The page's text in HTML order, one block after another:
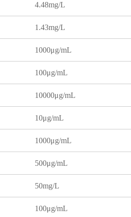
4.48mg/L
1.43mg/L
1000μg/mL
100μg/mL
10000μg/mL
10μg/mL
1000μg/mL
500μg/mL
50mg/L
100μg/mL